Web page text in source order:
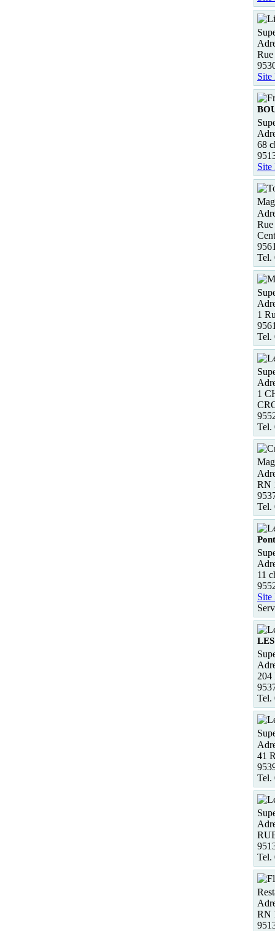
Site
68
Site
Tel.
1
Tel.
1
Tel.
RN
Tel.
11
Site
204
Tel.
41
Tel.
Tel.
RN